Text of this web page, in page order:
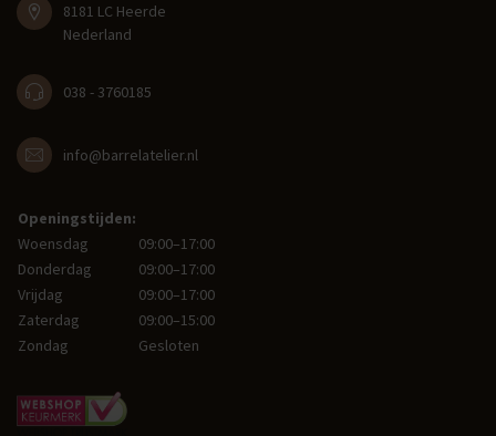
8181 LC Heerde
Nederland
038 - 3760185
info@barrelatelier.nl
Openingstijden:
Woensdag
09:00–17:00
Donderdag
09:00–17:00
Vrijdag
09:00–17:00
Zaterdag
09:00–15:00
Zondag
Gesloten